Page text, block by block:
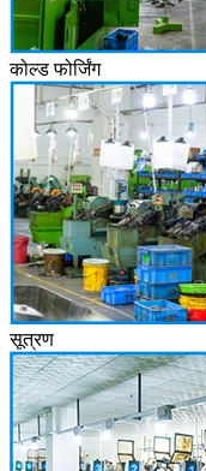
कोल्ड फोर्जिंग
सूत्रण